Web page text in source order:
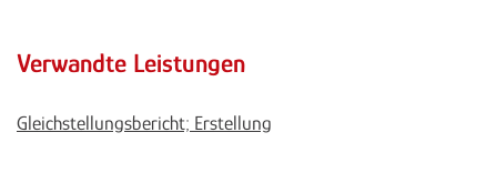
Verwandte Leistungen
Gleichstellungsbericht; Erstellung